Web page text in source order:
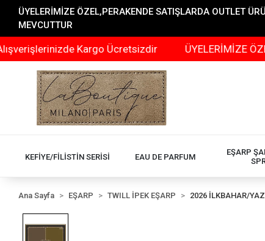
ÜYELERİMİZE ÖZEL,PERAKENDE SATIŞLARDA OUTLET
MEVCUTTUR
Kargo Ücretsizdir ÜYELERİMİZE
KEFİYE/FİLİSTİN SERİSİ EAU DE PARFUM
EŞARP
Ana Sayfa EŞARP TWILL İPEK EŞARP 2026 İLKBAHAR/YAZ